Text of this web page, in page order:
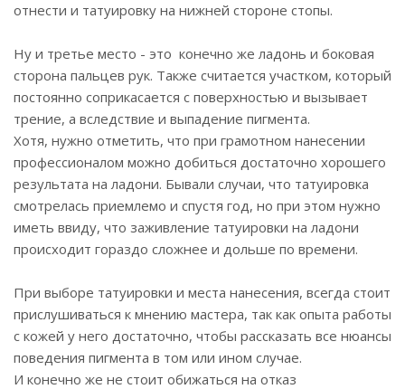
отнести и татуировку на нижней стороне стопы.
Ну и третье место - это конечно же ладонь и боковая
сторона пальцев рук. Также считается участком, который
постоянно соприкасается с поверхностью и вызывает
трение, а вследствие и выпадение пигмента.
Хотя, нужно отметить, что при грамотном нанесении
профессионалом можно добиться достаточно хорошего
результата на ладони. Бывали случаи, что татуировка
смотрелась приемлемо и спустя год, но при этом нужно
иметь ввиду, что заживление татуировки на ладони
происходит гораздо сложнее и дольше по времени.
При выборе татуировки и места нанесения, всегда стоит
прислушиваться к мнению мастера, так как опыта работы
с кожей у него достаточно, чтобы рассказать все нюансы
поведения пигмента в том или ином случае.
И конечно же не стоит обижаться на отказ